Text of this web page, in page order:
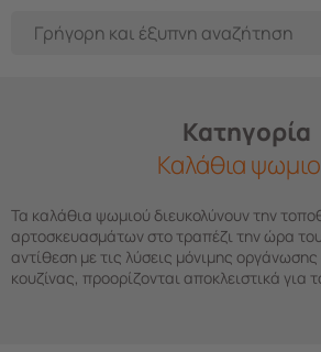
Κατηγορία
Καλάθια
Τα καλάθια ψωμιού διευκολύνουν την
αρτοσκευασμάτων στο τραπέζι την ώρα
αντίθεση με τις λύσεις μόνιμης
κουζίνας, προορίζονται αποκλειστικά για